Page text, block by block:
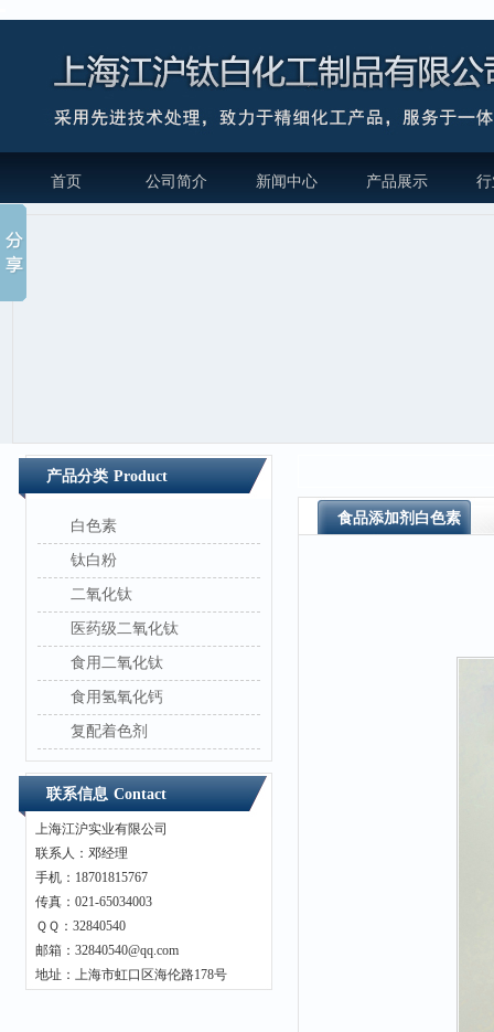
首页 公司简介 新闻中心 产品展示
产品分类 Product
白色素
钛白粉
二氧化钛
医药级二氧化钛
食用二氧化钛
食用氢氧化钙
复配着色剂
联系信息 Contact
上海江沪实业有限公司
联系人：邓经理
手机：18701815767
传真：021-65034003
ＱＱ：32840540
邮箱：32840540@qq.com
地址：上海市虹口区海伦路178号
食品添加剂白色素